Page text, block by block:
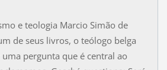
e teologia Marcio Simão de
de seus livros, o teólogo belga
pergunta que é central ao